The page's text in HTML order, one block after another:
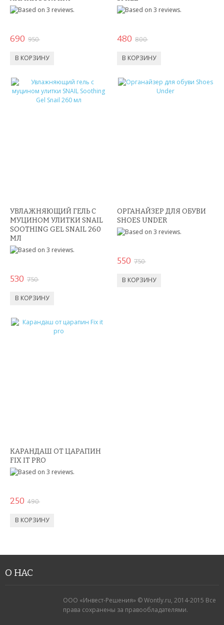
СПИННЕРЫ,АНТИСТРЕСС
РАЗВИВАЮЩИЕ ИГРУШКИ
ИГРУШКИ ДЛЯ МАЛЬЧИКОВ
ИНТЕРАКТИВНЫЕ ИГРУШКИ
СВЕТОВЫЕ ШОУ
АНТИСТРЕСС
НОВЫЕ ПОСТУПЛЕНИЯ
ХИТЫ ПРОДАЖ
690 950 480 800
УВЛАЖНЯЮЩИЙ ГЕЛЬ С
МУЦИНОМ УЛИТКИ SNAIL
SOOTHING GEL SNAIL 260
МЛ
530 750
ОРГАНАЙЗЕР ДЛЯ ОБУВИ
SHOES UNDER
550 750
КАРАНДАШ ОТ ЦАРАПИН
FIX IT PRO
250 490
О НАС
ООО «Инвест-Решения» © Wontly.ru, 2014-2015 Все
права сохранены за правообладателями.